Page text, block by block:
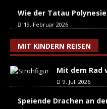
Wie der Tatau
19. Februar 2026
MIT KINDERN REISEN
Mit dem Rad
9. Juli 2026
Speiende Drachen an